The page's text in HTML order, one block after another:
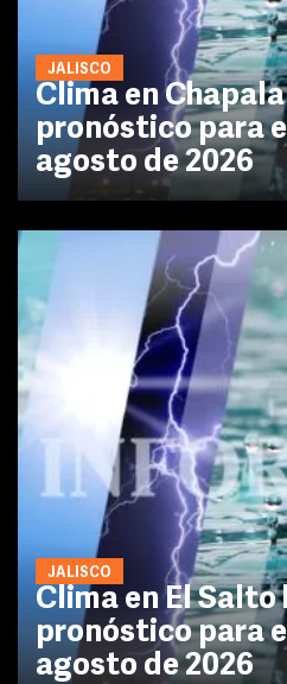
JALISCO
Clima en
pronóstico para
agosto de 2026
JALISCO
Clima en El Salto
pronóstico para
agosto de 2026